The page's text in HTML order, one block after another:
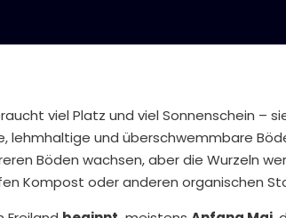
viel Platz und viel Sonnenschein –
lehmhaltige und überschwemmbare
Böden wachsen, aber die Wurzeln
Kompost oder anderen organischen